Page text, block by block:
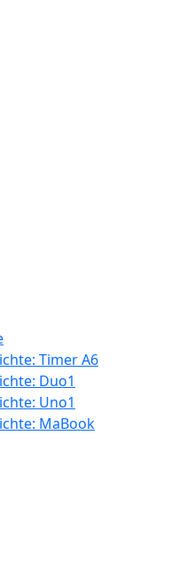
Timer A6
Duo1
Uno1
MaBook